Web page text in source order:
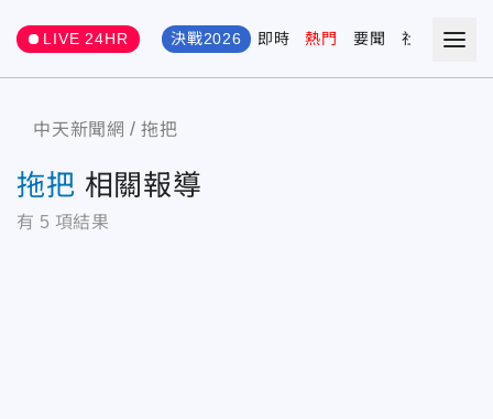
LIVE 24HR 決戰2026 即時 熱門 要聞 社會 娛樂
中天新聞網 拖把
拖把 相關報導
有 5 項結果